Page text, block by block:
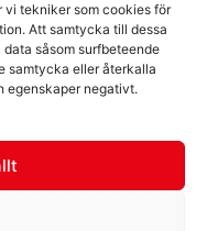
vi tekniker som cookies för
Att samtycka till dessa
såsom surfbeteende
samtycka eller återkalla
egenskaper negativt.